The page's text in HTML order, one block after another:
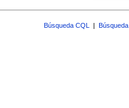
Búsqueda CQL